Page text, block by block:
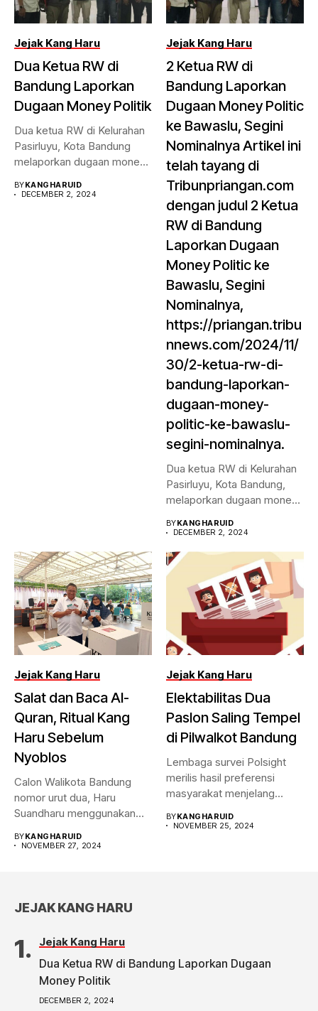
Jejak Kang Haru
Dua Ketua RW di
Bandung Laporkan
Dugaan Money Politik
Dua ketua RW di Kelurahan
Pasirluyu, Kota Bandung
melaporkan dugaan money
BYKANGHARUID
DECEMBER 2, 2024
Jejak Kang Haru
2 Ketua RW di
Bandung Laporkan
Dugaan Money Politic
ke Bawaslu, Segini
Nominalnya Artikel ini
telah tayang di
Tribunpriangan.com
dengan judul 2 Ketua
RW di Bandung
Laporkan Dugaan
Money Politic ke
Bawaslu, Segini
Nominalnya,
https://priangan.tribu
nnews.com/2024/11/
30/2-ketua-rw-di-
bandung-laporkan-
dugaan-money-
politic-ke-bawaslu-
segini-nominalnya.
Dua ketua RW di Kelurahan
Pasirluyu, Kota Bandung,
melaporkan dugaan money
BYKANGHARUID
DECEMBER 2, 2024
Jejak Kang Haru
Salat dan Baca Al-
Quran, Ritual Kang
Haru Sebelum
Nyoblos
Calon Walikota Bandung
nomor urut dua, Haru
Suandharu menggunakan
BYKANGHARUID
NOVEMBER 27, 2024
Jejak Kang Haru
Elektabilitas Dua
Paslon Saling Tempel
di Pilwalkot Bandung
Lembaga survei Polsight
merilis hasil preferensi
masyarakat menjelang
Hasilnya,...
BYKANGHARUID
NOVEMBER 25, 2024
JEJAK KANG HARU
Jejak Kang Haru
Dua Ketua RW di Bandung Laporkan Dugaan
Money Politik
DECEMBER 2, 2024